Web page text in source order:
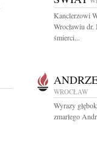
Kanclerzowi
Wrocławiu
śmierci...
WROCŁAW
Wyrazy
zmarłego